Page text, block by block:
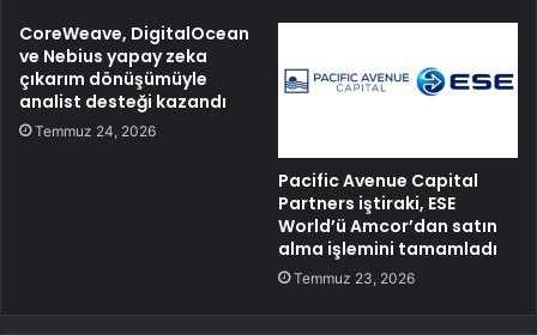
CoreWeave, DigitalOcean
ve Nebius yapay zeka
çıkarım dönüşümüyle
analist desteği kazandı
Temmuz 24, 2026
Pacific Avenue Capital
Partners iştiraki, ESE
World’ü Amcor’dan satın
alma işlemini tamamladı
Temmuz 23, 2026